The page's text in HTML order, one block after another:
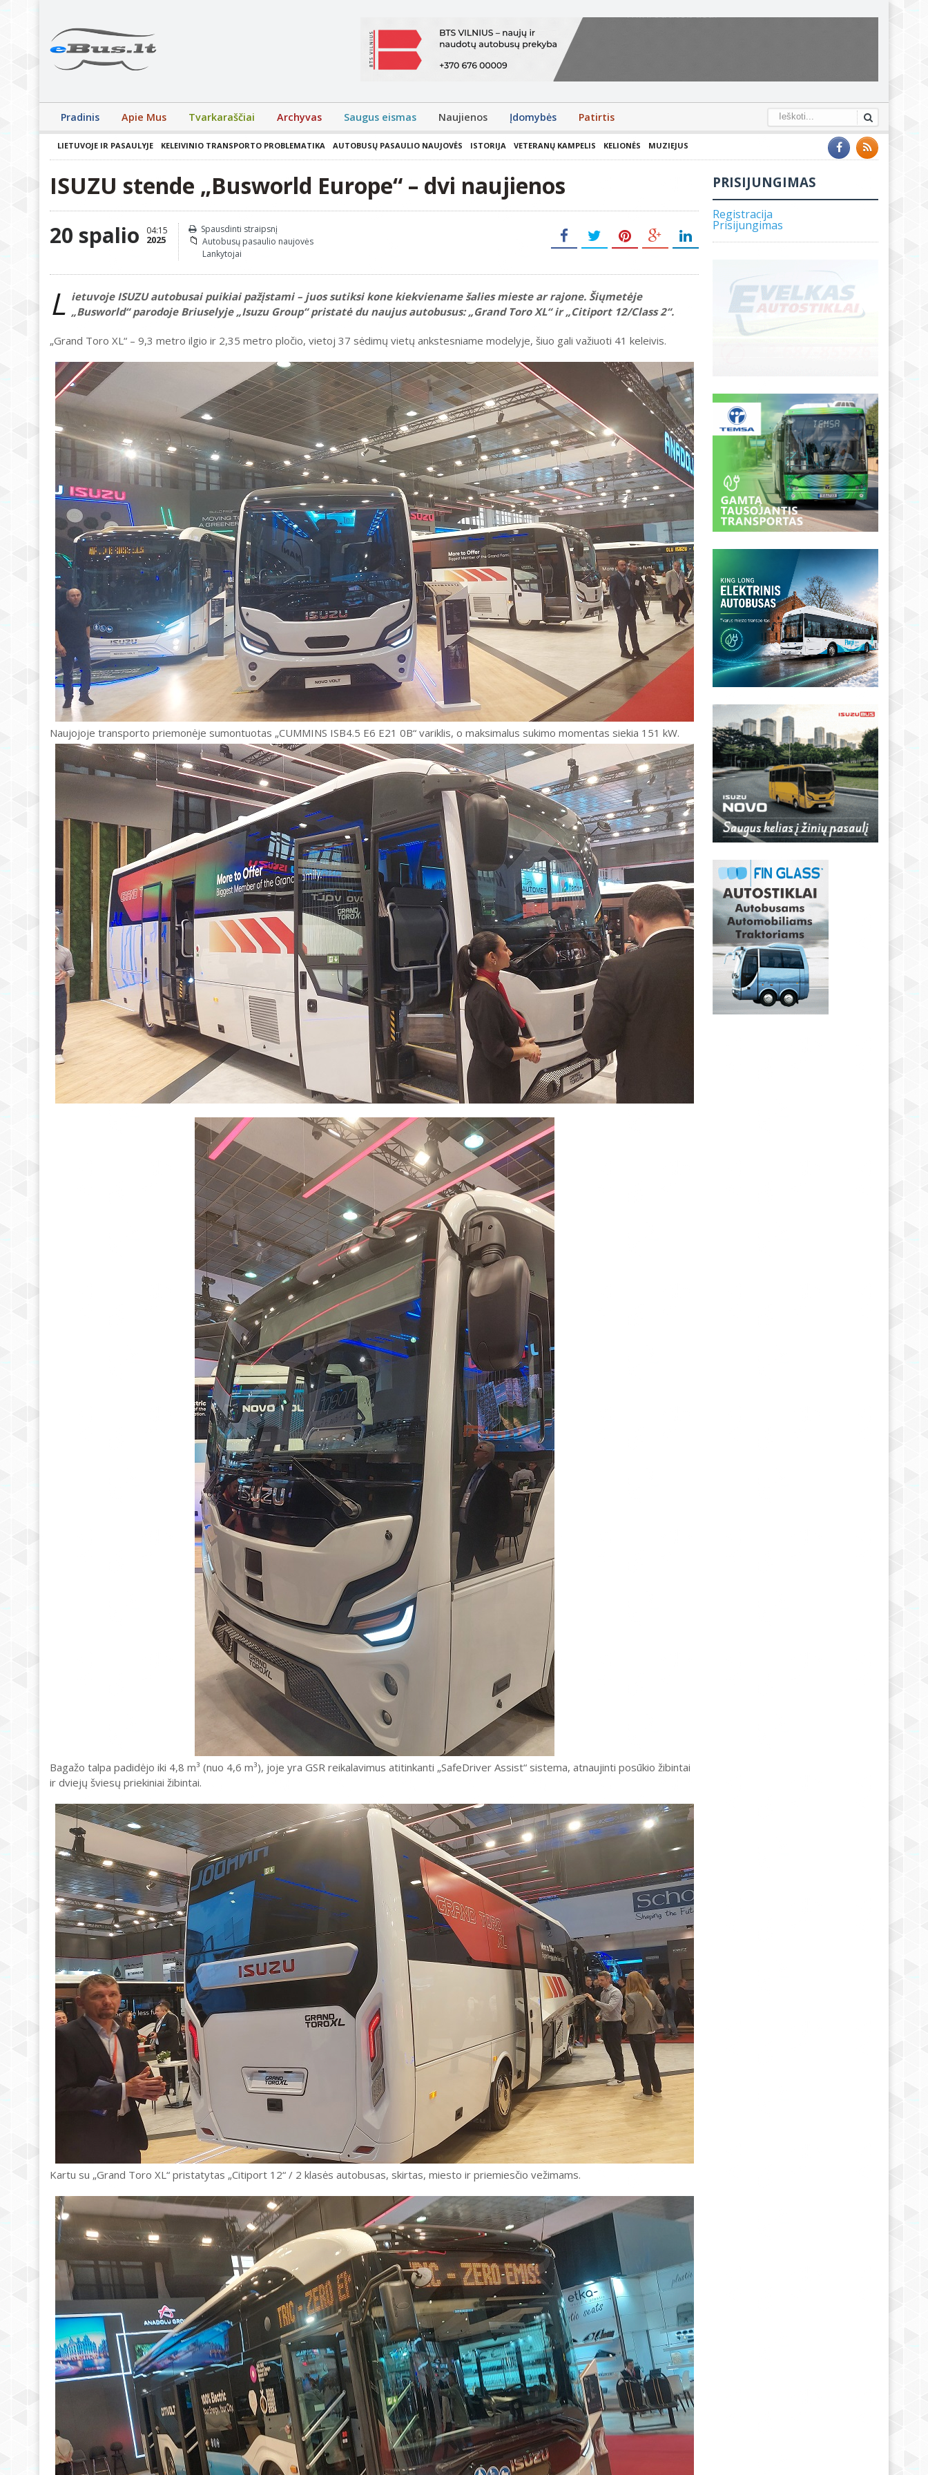
Pradinis Apie Mus Tvarkaraščiai Archyvas Saugus eismas Naujienos Įdomybės Patirtis
LIETUVOJE IR PASAULYJE KELEIVINIO TRANSPORTO PROBLEMATIKA AUTOBUSŲ PASAULIO NAUJOVĖS ISTORIJA VETERANŲ KAMPELIS KELIONĖS MUZIEJUS
ISUZU stende „Busworld Europe“ – dvi naujienos
20 spalio 04:15
2025
Spausdinti straipsnį
Autobusų pasaulio naujovės
Lankytojai
L ietuvoje ISUZU autobusai puikiai pažįstami – juos sutiksi kone kiekviename šalies mieste ar rajone. Šiųmetėje
„Busworld“ parodoje Briuselyje „Isuzu Group“ pristatė du naujus autobusus: „Grand Toro XL“ ir „Citiport 12/Class 2“.
„Grand Toro XL“ – 9,3 metro ilgio ir 2,35 metro pločio, vietoj 37 sėdimų vietų ankstesniame modelyje, šiuo gali važiuoti 41 keleivis.
Naujojoje transporto priemonėje sumontuotas „CUMMINS ISB4.5 E6 E21 0B“ variklis, o maksimalus sukimo momentas siekia 151 kW.
Bagažo talpa padidėjo iki 4,8 m³ (nuo 4,6 m³), ​​joje yra GSR reikalavimus atitinkanti „SafeDriver Assist“ sistema, atnaujinti posūkio žibintai
ir dviejų šviesų priekiniai žibintai.
Kartu su „Grand Toro XL“ pristatytas „Citiport 12“ / 2 klasės autobusas, skirtas, miesto ir priemiesčio vežimams.
PRISIJUNGIMAS
Registracija
Prisijungimas